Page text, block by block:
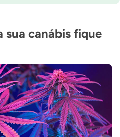
sua canábis fique